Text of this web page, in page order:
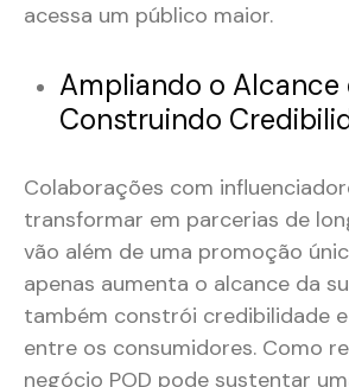
acessa um público maior.
Ampliando o Alcance
Construindo
Colaborações com
transformar em parcerias de
vão além de uma promoção
apenas aumenta o alcance da
também constrói credibilidade
entre os consumidores. Como
negócio POD pode sustentar